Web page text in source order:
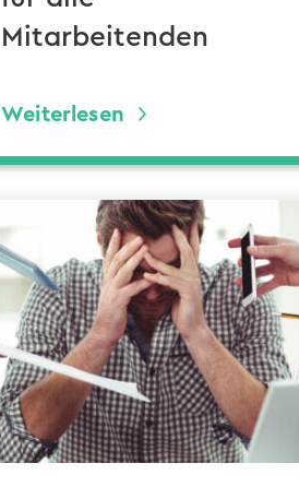
Mitarbeitenden
Weiterlesen